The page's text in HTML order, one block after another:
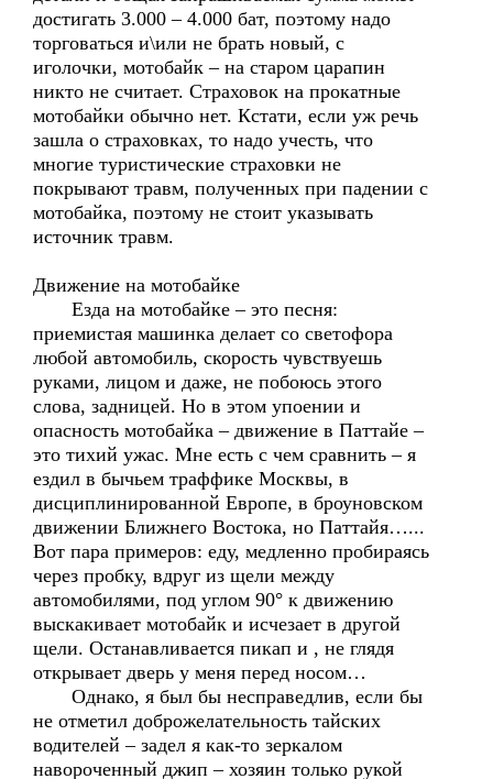
достигать 3.000 – 4.000 бат, поэтому надо
торговаться и\или не брать новый, с
иголочки, мотобайк – на старом царапин
никто не считает. Страховок на прокатные
мотобайки обычно нет. Кстати, если уж речь
зашла о страховках, то надо учесть, что
многие туристические страховки не
покрывают травм, полученных при падении с
мотобайка, поэтому не стоит указывать
источник травм.
Движение на мотобайке
Езда на мотобайке – это песня:
приемистая машинка делает со светофора
любой автомобиль, скорость чувствуешь
руками, лицом и даже, не побоюсь этого
слова, задницей. Но в этом упоении и
опасность мотобайка – движение в Паттайе –
это тихий ужас. Мне есть с чем сравнить – я
ездил в бычьем траффике Москвы, в
дисциплинированной Европе, в броуновском
движении Ближнего Востока, но Паттайя…...
Вот пара примеров: еду, медленно пробираясь
через пробку, вдруг из щели между
автомобилями, под углом 90° к движению
выскакивает мотобайк и исчезает в другой
щели. Останавливается пикап и , не глядя
открывает дверь у меня перед носом…
Однако, я был бы несправедлив, если бы
не отметил доброжелательность тайских
водителей – задел я как-то зеркалом
навороченный джип – хозяин только рукой